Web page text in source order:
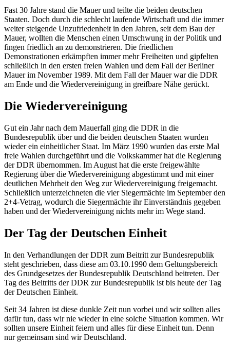
Fast 30 Jahre stand die Mauer und teilte die beiden deutschen
Staaten. Doch durch die schlecht laufende Wirtschaft und die immer
weiter steigende Unzufriedenheit in den Jahren, seit dem Bau der
Mauer, wollten die Menschen einen Umschwung in der Politik und
fingen friedlich an zu demonstrieren. Die friedlichen
Demonstrationen erkämpften immer mehr Freiheiten und gipfelten
schließlich in den ersten freien Wahlen und dem Fall der Berliner
Mauer im November 1989. Mit dem Fall der Mauer war die DDR
am Ende und die Wiedervereinigung in greifbare Nähe gerückt.
Die Wiedervereinigung
Gut ein Jahr nach dem Mauerfall ging die DDR in die
Bundesrepublik über und die beiden deutschen Staaten wurden
wieder ein einheitlicher Staat. Im März 1990 wurden das erste Mal
freie Wahlen durchgeführt und die Volkskammer hat die Regierung
der DDR übernommen. Im August hat die erste freigewählte
Regierung über die Wiedervereinigung abgestimmt und mit einer
deutlichen Mehrheit den Weg zur Wiedervereinigung freigemacht.
Schließlich unterzeichneten die vier Siegermächte im September den
2+4-Vetrag, wodurch die Siegermächte ihr Einverständnis gegeben
haben und der Wiedervereinigung nichts mehr im Wege stand.
Der Tag der Deutschen Einheit
In den Verhandlungen der DDR zum Beitritt zur Bundesrepublik
steht geschrieben, dass diese am 03.10.1990 dem Geltungsbereich
des Grundgesetzes der Bundesrepublik Deutschland beitreten. Der
Tag des Beitritts der DDR zur Bundesrepublik ist bis heute der Tag
der Deutschen Einheit.
Seit 34 Jahren ist diese dunkle Zeit nun vorbei und wir sollten alles
dafür tun, dass wir nie wieder in eine solche Situation kommen. Wir
sollten unsere Einheit feiern und alles für diese Einheit tun. Denn
nur gemeinsam sind wir Deutschland.